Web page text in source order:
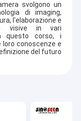
lampone pi
svolgono un
di imaging,
l'elaborazione e
visive in vari
questo corso, i
conoscenze e
del futuro